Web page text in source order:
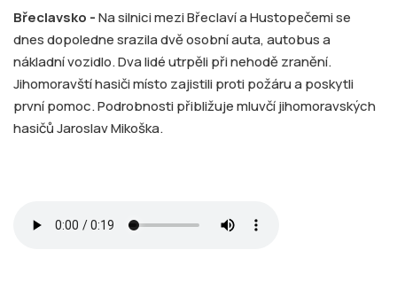
Břeclavsko -Na silnici mezi Břeclaví a Hustopečemi se
dnes dopoledne srazila dvě osobní auta, autobus a
nákladní vozidlo. Dva lidé utrpěli při nehodě zranění.
Jihomoravští hasiči místo zajistili proti požáru a poskytli
první pomoc. Podrobnosti přibližuje mluvčí jihomoravských
hasičů Jaroslav Mikoška.